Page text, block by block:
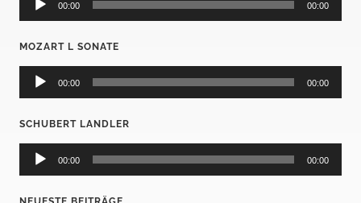
Player
00:00 00:00
MOZART L SONATE
Audio-
Player
00:00 00:00
SCHUBERT LANDLER
Audio-
Player
00:00 00:00